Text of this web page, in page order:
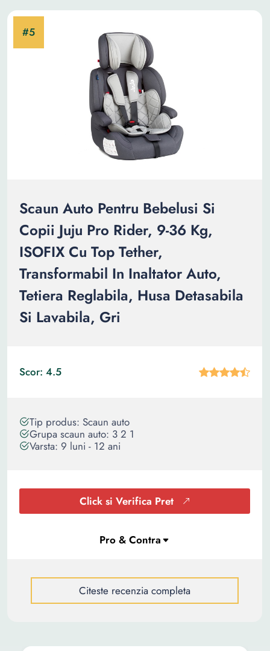
Scaun Auto Pentru Bebelusi Si
Copii Juju Pro Rider, 9-36 Kg,
ISOFIX Cu Top Tether,
Transformabil In Inaltator Auto,
Tetiera Reglabila, Husa Detasabila
Si Lavabila, Gri
Scor: 4.5
Tip produs: Scaun auto
Grupa scaun auto: 3 2 1
Varsta: 9 luni - 12 ani
Click si Verifica Pret
Citeste recenzia completa